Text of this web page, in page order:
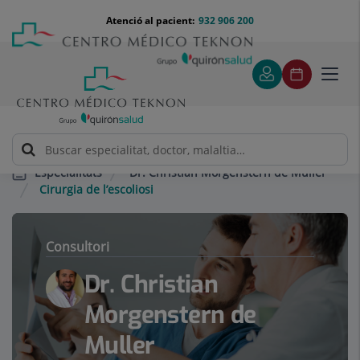
contingut
Menú
teléfono
cabecera
932 906 200
Atenció al pacient:
Especialitats
Dr. Christian Morgenstern de Muller
Cirurgia de l’escoliosi
Consultori
Dr. Christian
Morgenstern de
Muller